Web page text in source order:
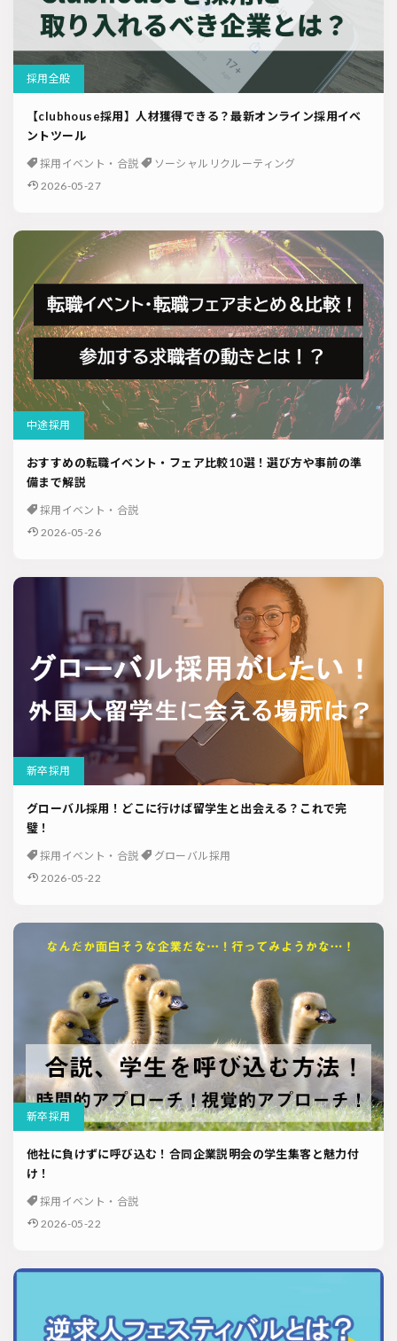
採用全般
【clubhouse採用】人材獲得できる？最新オンライン採用イベ
ントツール
採用イベント・合説
ソーシャルリクルーティング
2026-05-27
中途採用
おすすめの転職イベント・フェア比較10選！選び方や事前の準
備まで解説
採用イベント・合説
2026-05-26
新卒採用
グローバル採用！どこに行けば留学生と出会える？これで完
璧！
採用イベント・合説
グローバル採用
2026-05-22
新卒採用
他社に負けずに呼び込む！合同企業説明会の学生集客と魅力付
け！
採用イベント・合説
2026-05-22